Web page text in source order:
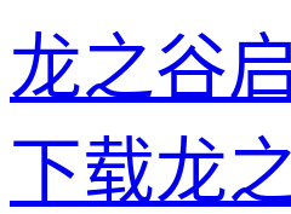
龙之谷
下载龙